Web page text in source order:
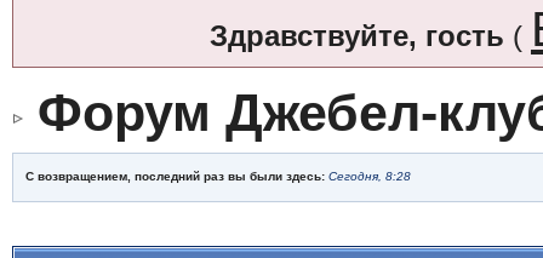
Здравствуйте, гость (
Форум Джебел-
С возвращением, последний раз вы были здесь: Сегодня, 8:28